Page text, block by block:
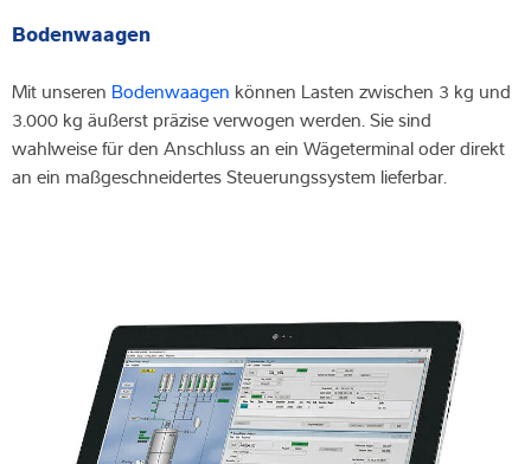
Bodenwaagen
Mit unseren Bodenwaagen können Lasten zwischen 3 kg und
3.000 kg äußerst präzise verwogen werden. Sie sind
wahlweise für den Anschluss an ein Wägeterminal oder direkt
an ein maßgeschneidertes Steuerungssystem lieferbar.